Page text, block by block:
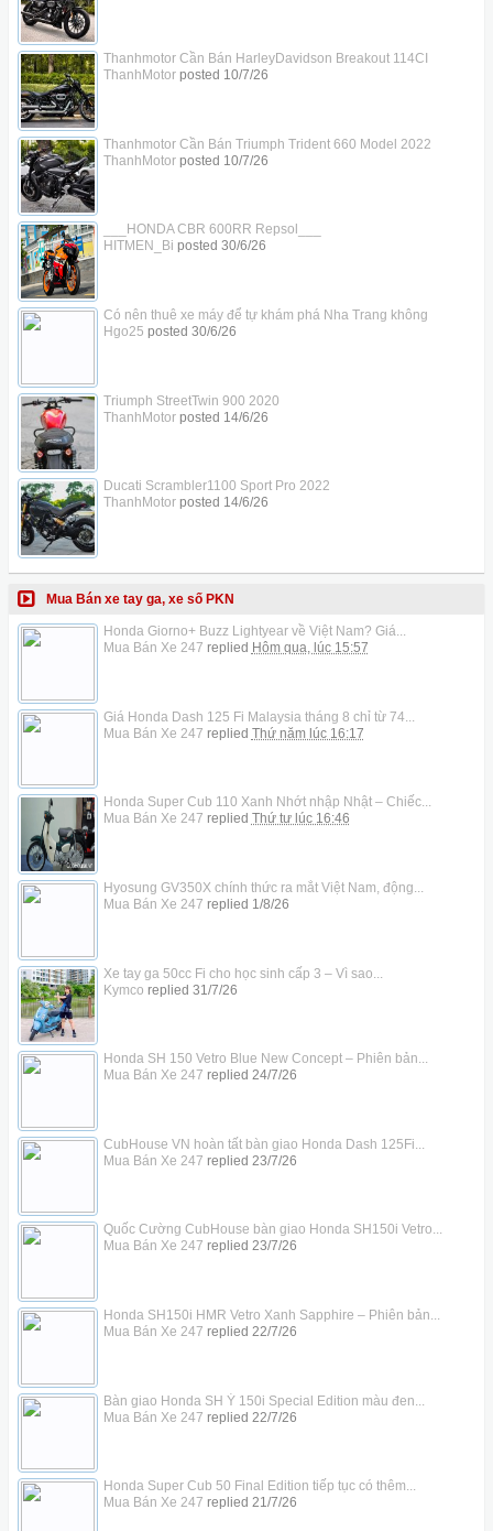
Thanhmotor Cần Bán HarleyDavidson Breakout 114CI
ThanhMotorposted 10/7/26
Thanhmotor Cần Bán Triumph Trident 660 Model 2022
ThanhMotorposted 10/7/26
___HONDA CBR 600RR Repsol___
HITMEN_Bi posted 30/6/26
Có nên thuê xe máy để tự khám phá Nha Trang không
Hgo25 posted 30/6/26
Triumph StreetTwin 900 2020
ThanhMotorposted 14/6/26
Ducati Scrambler1100 Sport Pro 2022
ThanhMotorposted 14/6/26
Mua Bán xe tay ga, xe số PKN
Honda Giorno+ Buzz Lightyear về Việt Nam? Giá...
Mua Bán Xe 247 replied Hôm qua, lúc 15:57
Giá Honda Dash 125 Fi Malaysia tháng 8 chỉ từ 74...
Mua Bán Xe 247 replied Thứ năm lúc 16:17
Honda Super Cub 110 Xanh Nhớt nhập Nhật – Chiếc...
Mua Bán Xe 247 replied Thứ tư lúc 16:46
Hyosung GV350X chính thức ra mắt Việt Nam, động...
Mua Bán Xe 247 replied 1/8/26
Xe tay ga 50cc Fi cho học sinh cấp 3 – Vì sao...
Kymco replied 31/7/26
Honda SH 150 Vetro Blue New Concept – Phiên bản...
Mua Bán Xe 247 replied 24/7/26
CubHouse VN hoàn tất bàn giao Honda Dash 125Fi...
Mua Bán Xe 247 replied 23/7/26
Quốc Cường CubHouse bàn giao Honda SH150i Vetro...
Mua Bán Xe 247 replied 23/7/26
Honda SH150i HMR Vetro Xanh Sapphire – Phiên bản...
Mua Bán Xe 247 replied 22/7/26
Bàn giao Honda SH Ý 150i Special Edition màu đen...
Mua Bán Xe 247 replied 22/7/26
Honda Super Cub 50 Final Edition tiếp tục có thêm...
Mua Bán Xe 247 replied 21/7/26